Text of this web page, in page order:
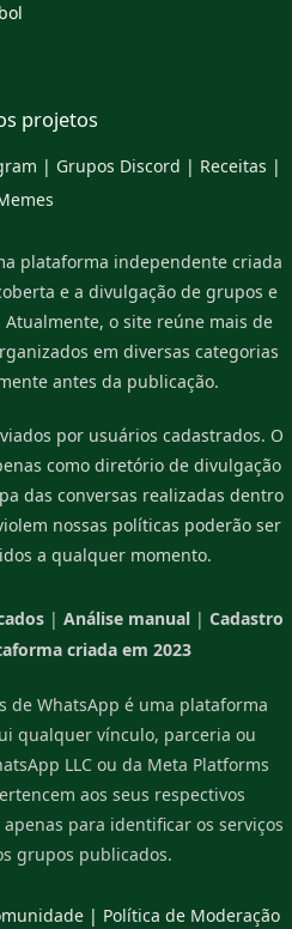
projetos
| Grupos Discord | Receitas |
plataforma independente criada
e a divulgação de grupos e
o site reúne mais de
em diversas categorias
antes da publicação.
por usuários cadastrados. O
como diretório de divulgação
das conversas realizadas dentro
nossas políticas poderão ser
a qualquer momento.
| Análise manual| Cadastro
criada em 2023
de WhatsApp é uma plataforma
qualquer vínculo, parceria ou
LLC ou da Meta Platforms
aos seus respectivos
para identificar os serviços
grupos publicados.
| Política de Moderação